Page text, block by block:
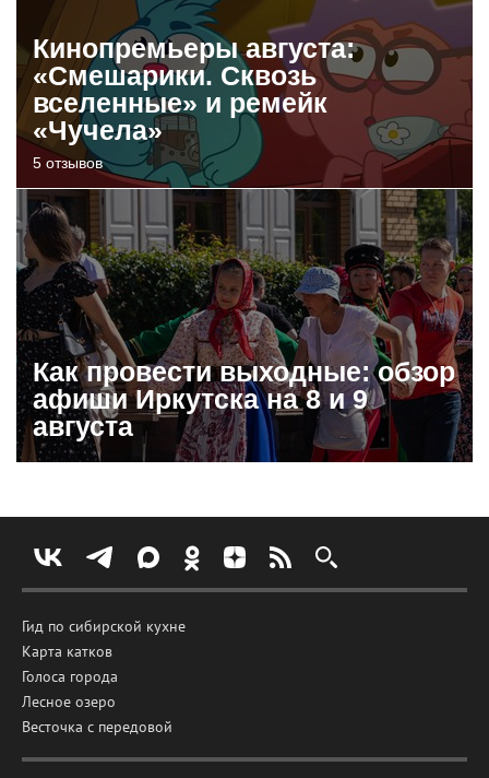
Кинопремьеры августа:
«Смешарики. Сквозь
вселенные» и ремейк
«Чучела»
5 отзывов
Как провести выходные: обзор
афиши Иркутска на 8 и 9
августа
Гид по сибирской кухне
Карта катков
Голоса города
Лесное озеро
Весточка с передовой